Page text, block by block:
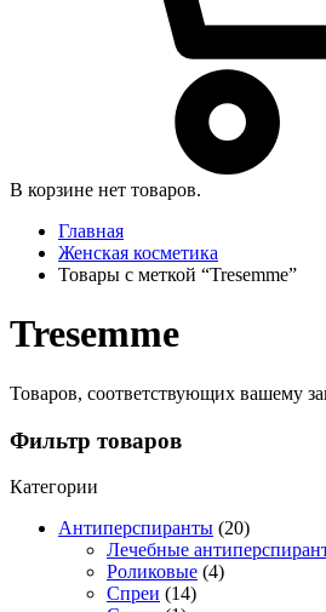
В корзине нет товаров.
Главная
Женская косметика
Товары с меткой “Tresemme”
Tresemme
Товаров, соответствующих вашему
Фильтр товаров
Категории
Антиперспиранты (20)
Лечебные
Роликовые (4)
Спреи (14)